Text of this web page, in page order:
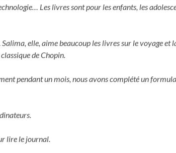
Les livres sont pour les enfants, les
elle, aime beaucoup les livres sur le voyage et
de Chopin.
pendant un mois, nous avons complété un
lire le journal.